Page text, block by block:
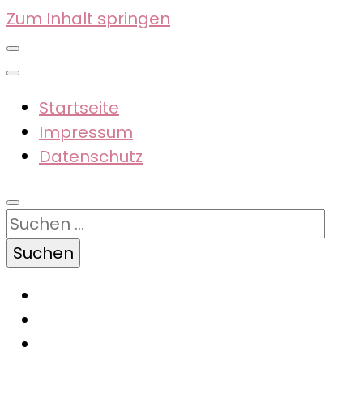
Zum Inhalt springen
Startseite
Impressum
Datenschutz
Suchen
nach: